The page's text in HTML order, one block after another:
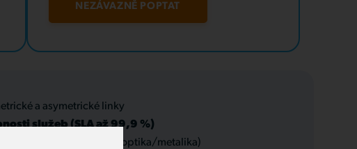
NEZÁVAZNĚ POPTAT
a asymetrické linky
služeb (SLA až 99,9 %)
interní datové rozvody (optika/metalika)